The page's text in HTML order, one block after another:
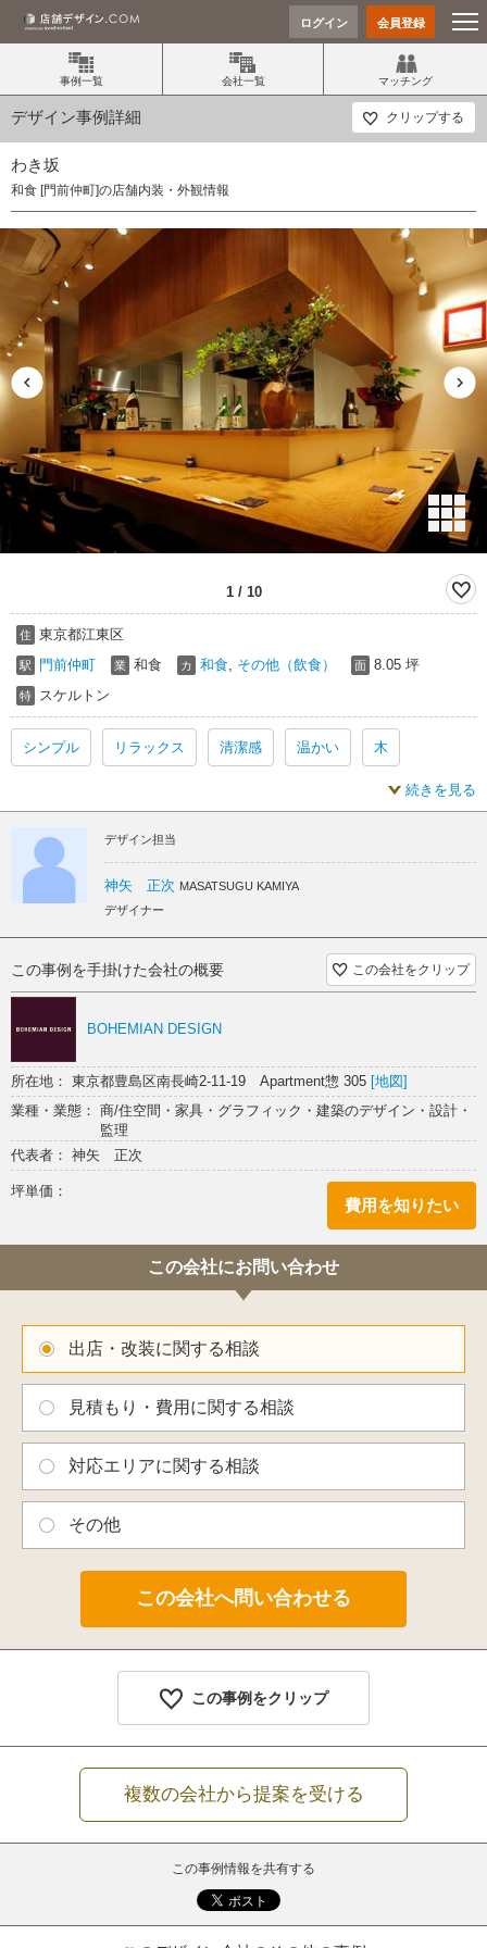
ログイン 会員登録
事例一覧 会社一覧 マッチング
デザイン事例詳細 クリップする
わき坂
和食 [門前仲町]の店舗内装・外観情報
1/ 10
住 東京都江東区
駅 門前仲町 業 和食 カ 和食 その他（飲食） 面 8.05 坪
特 スケルトン
シンプル リラックス 清潔感 温かい 木
清潔感 内装 温かい 内装
シンプル スケルトン リラックス スケルトン
清潔感 スケルトン 温かい スケルトン 木 スケルトン
カウンター スケルトン
続きを見る
デザイン担当
神矢 正次 MASATSUGU KAMIYA
デザイナー
この事例を手掛けた会社の概要 この会社をクリップ
BOHEMIAN DESIGN
所在地： 東京都豊島区南長崎2-11-19 Apartment惣 305 [地図]
業種・業態： 商/住空間・家具・グラフィック・建築のデザイン・設計・
監理
代表者： 神矢 正次
坪単価：
費用を知りたい
この会社にお問い合わせ
出店・改装に関する相談
見積もり・費用に関する相談
対応エリアに関する相談
その他
この事例をクリップ
複数の会社から提案を受ける
この事例情報を共有する